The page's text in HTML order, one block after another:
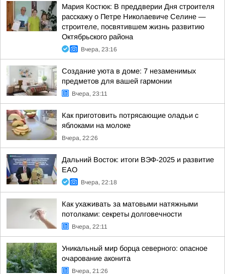
Мария Костюк: В преддверии Дня строителя
расскажу о Петре Николаевиче Селине —
строителе, посвятившем жизнь развитию
Октябрьского района
Вчера, 23:16
Создание уюта в доме: 7 незаменимых
предметов для вашей гармонии
Вчера, 23:11
Как приготовить потрясающие оладьи с
яблоками на молоке
Вчера, 22:26
Дальний Восток: итоги ВЭФ-2025 и развитие
ЕАО
Вчера, 22:18
Как ухаживать за матовыми натяжными
потолками: секреты долговечности
Вчера, 22:11
Уникальный мир борца северного: опасное
очарование аконита
Вчера, 21:26